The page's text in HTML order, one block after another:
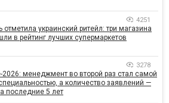
4251
отметила украинский ритейл: три магазина
в рейтинг лучших супермаркетов
3278
2026: менеджмент во второй раз стал самой
а количество заявлений —
последние 5 лет